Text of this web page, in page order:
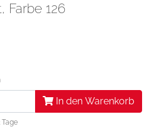
Farbe 126
In den Warenkorb
Tage